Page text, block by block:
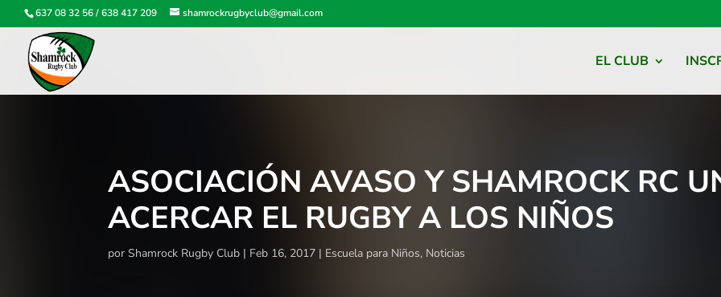
637 08 32 56/638 417 209 shamrockrugbyclub@gmail.com
EL CLUB
ASOCIACIÓN AVASO Y SHAMROCK RC
ACERCAR EL RUGBY A LOS NIÑOS
por Shamrock Rugby Club Feb 16, 2017 Escuela para Niños, Noticias